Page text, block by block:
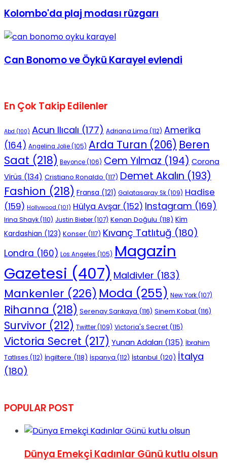
Kolombo'da plaj modası rüzgarı
Can Bonomo ve Öykü Karayel evlendi
En Çok Takip Edilenler
Abd (100) Acun Ilıcalı (177) Adriana Lima (112) Amerika
(164) Angelina Jolie(105) Arda Turan (206) Beren
Saat (218) Beyonce(106) Cem Yılmaz (194) Corona
Virüs (134) Cristiano Ronaldo (117) Demet Akalın (193)
Fashion (218) Fransa (121) Galatasaray Sk(109) Hadise
(159) Hollywood (101) Hülya Avşar (152) Instagram (169)
Irina Shayk(110) Justin Bieber(107) Kenan Doğulu (118) Kim
Kardashian (123) Konser (117) Kıvanç Tatlıtuğ (180)
Londra (160) Los Angeles (105) Magazin
Gazetesi (407) Maldivler (183)
Mankenler (226) Moda (255) New York(107)
Rihanna (218) Serenay Sarıkaya (116) Sinem Kobal (116)
Survivor (212) Twitter(109) Victoria's Secret (115)
Victoria Secret (217) Yunan Adaları (135) İbrahim
Tatlıses (112) İngiltere (118) İspanya (112) İstanbul (120) İtalya
(180)
POPULAR POST
Dünya Emekçi Kadınlar Günü kutlu olsun